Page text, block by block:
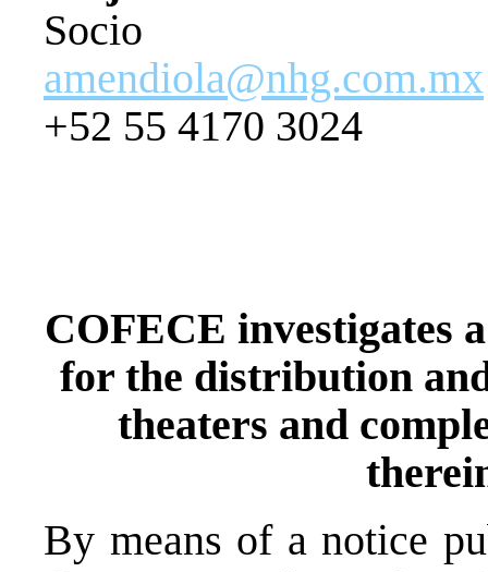
Socio
amendiola@nhg.com.mx
+52 55 4170 3024
COFECE investigates
for the distribution
theaters and
By means of a notice